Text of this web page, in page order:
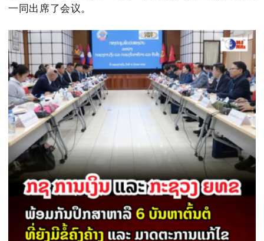
一同出席了会议。